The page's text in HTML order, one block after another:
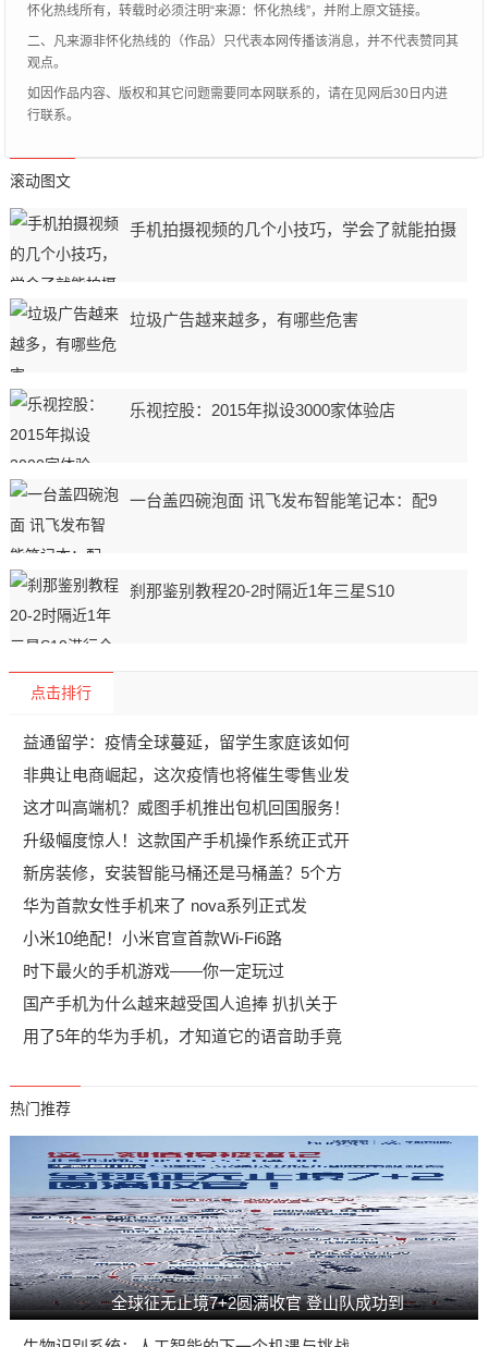
怀化热线所有，转载时必须注明“来源：怀化热线”，并附上原文链接。
二、凡来源非怀化热线的（作品）只代表本网传播该消息，并不代表赞同其
观点。
如因作品内容、版权和其它问题需要同本网联系的，请在见网后30日内进
行联系。
滚动图文
手机拍摄视频的几个小技巧，学会了就能拍摄
垃圾广告越来越多，有哪些危害
乐视控股：2015年拟设3000家体验店
一台盖四碗泡面 讯飞发布智能笔记本：配9
刹那鉴别教程20-2时隔近1年三星S10
点击排行
益通留学：疫情全球蔓延，留学生家庭该如何
非典让电商崛起，这次疫情也将催生零售业发
这才叫高端机？威图手机推出包机回国服务！
升级幅度惊人！这款国产手机操作系统正式开
新房装修，安装智能马桶还是马桶盖？5个方
华为首款女性手机来了 nova系列正式发
小米10绝配！小米官宣首款Wi-Fi6路
时下最火的手机游戏——你一定玩过
国产手机为什么越来越受国人追捧 扒扒关于
用了5年的华为手机，才知道它的语音助手竟
热门推荐
全球征无止境7+2圆满收官 登山队成功到